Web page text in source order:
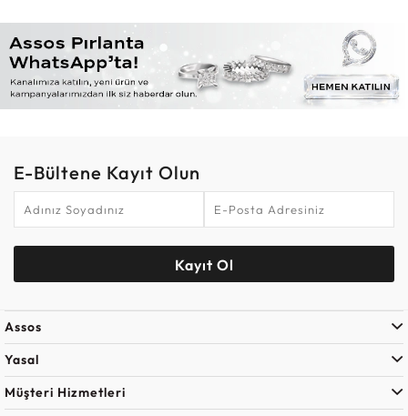
E-Bültene Kayıt Olun
Kayıt Ol
Assos
Yasal
Müşteri Hizmetleri